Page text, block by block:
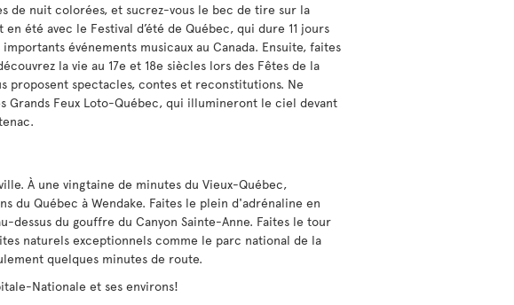
de nuit colorées, et sucrez-vous le bec de tire sur la
été avec le Festival d’été de Québec, qui dure 11 jours
événements musicaux au Canada. Ensuite, faites
la vie au 17e et 18e siècles lors des Fêtes de la
proposent spectacles, contes et reconstitutions. Ne
Grands Feux Loto-Québec, qui illumineront le ciel devant
À une vingtaine de minutes du Vieux-Québec,
du Québec à Wendake. Faites le plein d'adrénaline en
dessus du gouffre du Canyon Sainte-Anne. Faites le tour
naturels exceptionnels comme le parc national de la
quelques minutes de route.
Nationale et ses environs!